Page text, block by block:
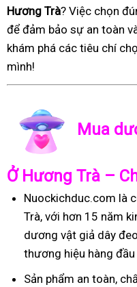
Hương Trà? Việc chọn
để đảm bảo sự an toàn
khám phá các tiêu chí
mình!
Mua
Ở Hương Trà –
Nuockichduc.com là
Trà, với hơn 15 năm
dương vật giả dây
thương hiệu hàng
Sản phẩm an toàn,